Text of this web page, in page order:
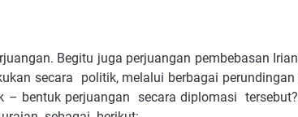
Begitu juga perjuangan pembebasan Irian
secara politik, melalui berbagai perundingan
bentuk perjuangan secara diplomasi tersebut?